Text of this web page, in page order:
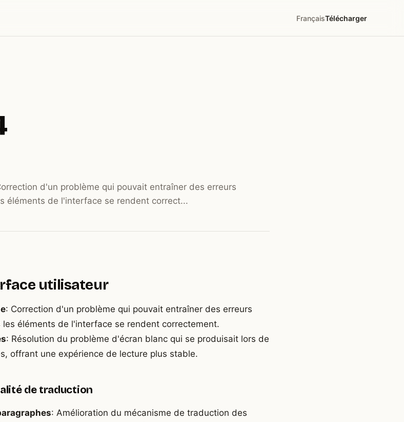
FrançaisTélécharger
d'un problème qui pouvait entraîner des erreurs
éléments de l'interface se rendent correct...
utilisateur
: Correction d'un problème qui pouvait entraîner des erreurs
éléments de l'interface se rendent correctement.
: Résolution du problème d'écran blanc qui se produisait lors de
offrant une expérience de lecture plus stable.
de traduction
: Amélioration du mécanisme de traduction des